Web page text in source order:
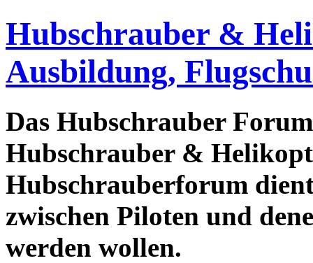
Hubschrauber &
Ausbildung,
Das Hubschrauber
Hubschrauber &
Hubschrauberforum
zwischen Piloten und
werden wollen.